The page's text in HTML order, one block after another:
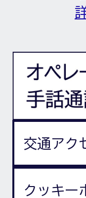
交通アク
クッキー